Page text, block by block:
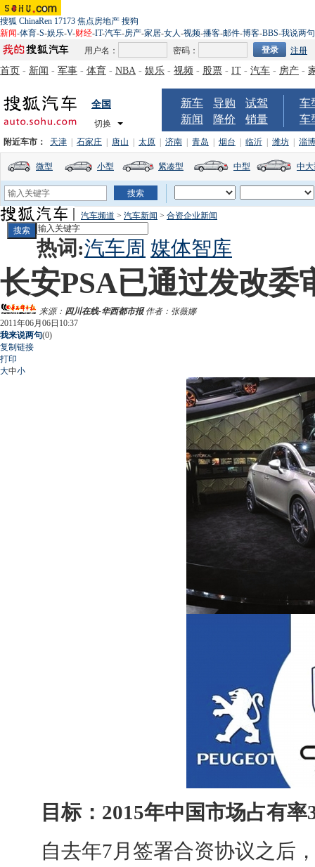
搜狐 ChinaRen 17173 焦点房地产 搜狗
新闻-体育-S-娱乐-V-财经-IT-汽车-房产-家居-女人-视频-播客-邮件-博客-BBS-我说两句
用户名：
密码： 注册
首页 - 新闻 - 军事 - 体育 - NBA - 娱乐 - 视频 - 股票 - IT - 汽车 - 房产 -
全国
切换
新车 导购
试驾
新闻
降价 销量
车
车
附近车市： 天津 石家庄 唐山 太原 济南 青岛 烟台 临沂 潍坊 淄博
微型 小型 紧凑型 中型 中
汽车频道 > 汽车新闻 > 合资企业新闻
热词:汽车周 媒体智库
长安PSA已通过发改委
来源： 四川在线-华西都市报作者：张薇娜
2011年06月06日10:37
我来说两句(0)
复制链接
打印
大中小
目标：2015年中国市场占有率
自去年7月签署合资协议之后